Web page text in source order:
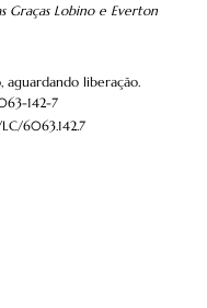
Graças Lobino e Everton
aguardando liberação.
142-7
6063.142.7